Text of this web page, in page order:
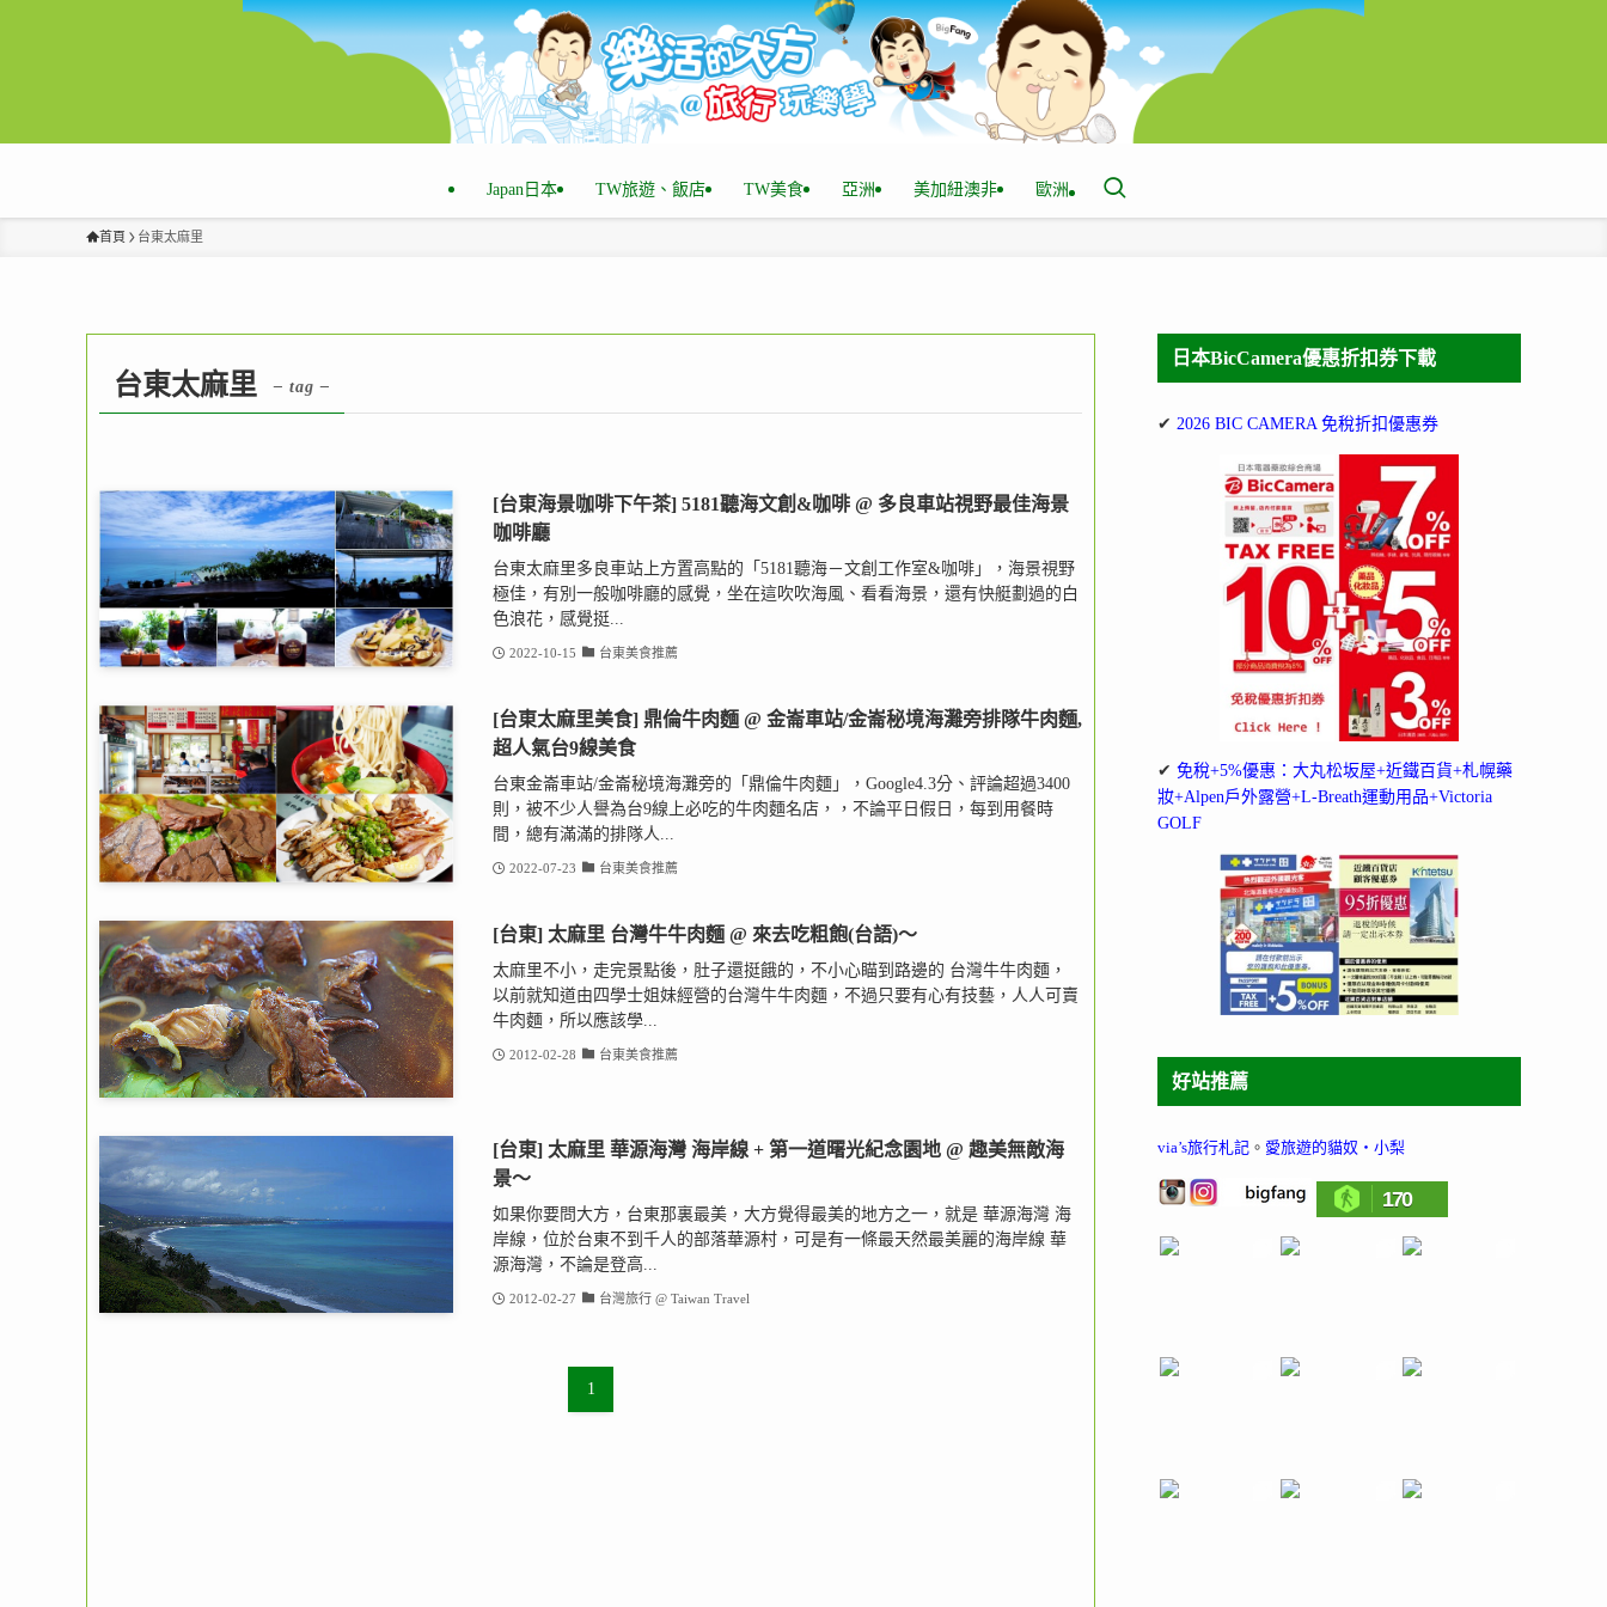
Japan日本 TW旅遊、飯店 TW美食 亞洲 美加紐澳非 歐洲
首頁 台東太麻里
台東太麻里 – tag –
[台東海景咖啡下午茶] 5181聽海文創&咖啡 @ 多良車站視野最佳海景
咖啡廳
台東太麻里多良車站上方置高點的「5181聽海－文創工作室&咖啡」，海景視野
極佳，有別一般咖啡廳的感覺，坐在這吹吹海風、看看海景，還有快艇劃過的白
色浪花，感覺挺...
2022-10-15 台東美食推薦
[台東太麻里美食] 鼎倫牛肉麵 @ 金崙車站/金崙秘境海灘旁排隊牛肉麵,
超人氣台9線美食
台東金崙車站/金崙秘境海灘旁的「鼎倫牛肉麵」，Google4.3分、評論超過3400
則，被不少人譽為台9線上必吃的牛肉麵名店，，不論平日假日，每到用餐時
間，總有滿滿的排隊人...
2022-07-23 台東美食推薦
[台東] 太麻里 台灣牛牛肉麵 @ 來去吃粗飽(台語)～
太麻里不小，走完景點後，肚子還挺餓的，不小心瞄到路邊的 台灣牛牛肉麵，
以前就知道由四學士姐妹經營的台灣牛牛肉麵，不過只要有心有技藝，人人可賣
牛肉麵，所以應該學...
2012-02-28 台東美食推薦
[台東] 太麻里 華源海灣 海岸線 + 第一道曙光紀念園地 @ 趣美無敵海
景～
如果你要問大方，台東那裏最美，大方覺得最美的地方之一，就是 華源海灣 海
岸線，位於台東不到千人的部落華源村，可是有一條最天然最美麗的海岸線 華
源海灣，不論是登高...
2012-02-27 台灣旅行 @ Taiwan Travel
1
日本BicCamera優惠折扣券下載
✔ 2026 BIC CAMERA 免稅折扣優惠券
✔ 免稅+5%優惠：大丸松坂屋+近鐵百貨+札幌藥
妝+Alpen戶外露營+L-Breath運動用品+Victoria
GOLF
好站推薦
via’s旅行札記 。 愛旅遊的貓奴‧小梨
170